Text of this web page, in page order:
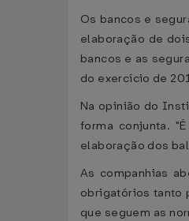
Os bancos e
elaboração de
bancos e as
do exercício de
Na opinião do
forma conjunta.
elaboração dos
As companhias
obrigatórios tanto
que seguem as